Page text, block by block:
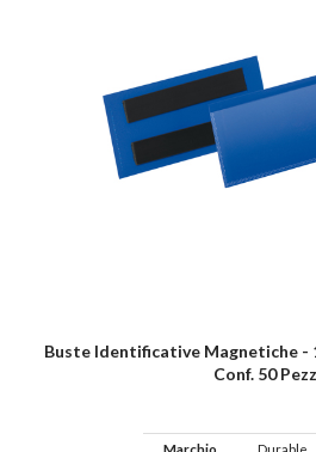
Buste Identificative Magnetiche -
Conf. 50